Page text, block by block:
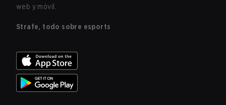
web y móvil.
Strafe, todo sobre esports